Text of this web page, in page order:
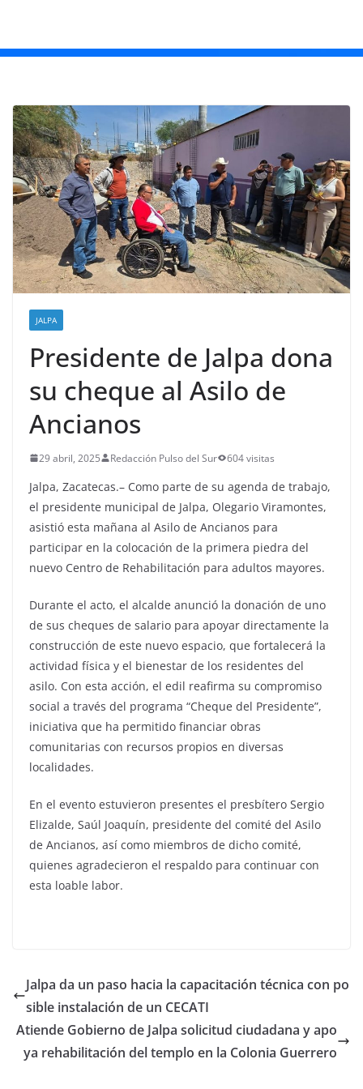
JALPA
Presidente de Jalpa dona
su cheque al Asilo de
Ancianos
29 abril, 2025 Redacción Pulso del Sur 604 visitas
Jalpa, Zacatecas.– Como parte de su agenda de trabajo,
el presidente municipal de Jalpa, Olegario Viramontes,
asistió esta mañana al Asilo de Ancianos para
participar en la colocación de la primera piedra del
nuevo Centro de Rehabilitación para adultos mayores.
Durante el acto, el alcalde anunció la donación de uno
de sus cheques de salario para apoyar directamente la
construcción de este nuevo espacio, que fortalecerá la
actividad física y el bienestar de los residentes del
asilo. Con esta acción, el edil reafirma su compromiso
social a través del programa “Cheque del Presidente”,
iniciativa que ha permitido financiar obras
comunitarias con recursos propios en diversas
localidades.
En el evento estuvieron presentes el presbítero Sergio
Elizalde, Saúl Joaquín, presidente del comité del Asilo
de Ancianos, así como miembros de dicho comité,
quienes agradecieron el respaldo para continuar con
esta loable labor.
Jalpa da un paso hacia la capacitación técnica con po
sible instalación de un CECATI
Atiende Gobierno de Jalpa solicitud ciudadana y apo
ya rehabilitación del templo en la Colonia Guerrero